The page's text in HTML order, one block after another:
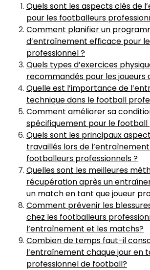
Quels sont les aspects clés de
pour les footballeurs
Comment planifier un
d’entraînement efficace pour
professionnel ?
Quels types d’exercices
recommandés pour les joueurs
Quelle est l’importance de
technique dans le football
Comment améliorer sa
spécifiquement pour le football
Quels sont les principaux
travaillés lors de
footballeurs professionnels ?
Quelles sont les meilleures
récupération après un
un match en tant que joueur
Comment prévenir les
chez les footballeurs
l’entraînement et les matchs?
Combien de temps faut-il
l’entraînement chaque jour en
professionnel de football?